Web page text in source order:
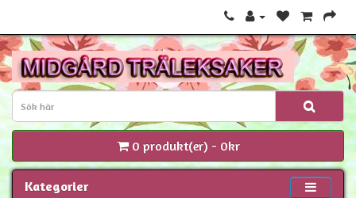
0 produkt(er) - 0kr
Kategorier